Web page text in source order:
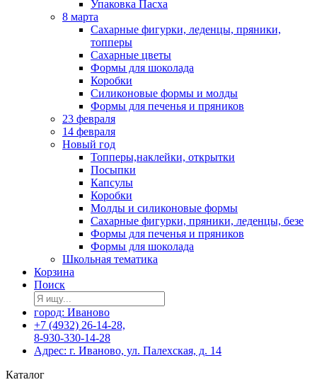
Упаковка Пасха
8 марта
Сахарные фигурки, леденцы, пряники,
топперы
Сахарные цветы
Формы для шоколада
Коробки
Силиконовые формы и молды
Формы для печенья и пряников
23 февраля
14 февраля
Новый год
Топперы,наклейки, открытки
Посыпки
Капсулы
Коробки
Молды и силиконовые формы
Сахарные фигурки, пряники, леденцы, безе
Формы для печенья и пряников
Формы для шоколада
Школьная тематика
Корзина
Поиск
город: Иваново
+7 (4932) 26-14-28,
8-930-330-14-28
Адрес: г. Иваново, ул. Палехская, д. 14
Каталог